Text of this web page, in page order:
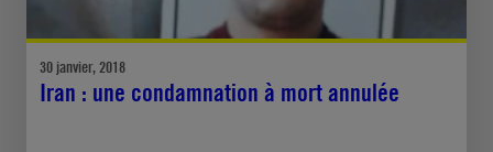
30 janvier, 2018
Iran : une condamnation à mort annulée